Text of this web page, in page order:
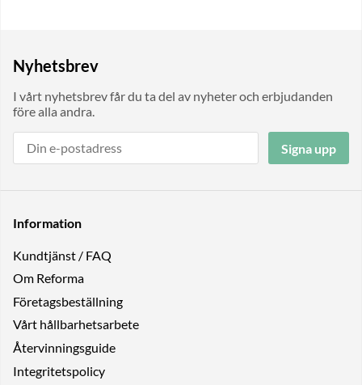
Nyhetsbrev
I vårt nyhetsbrev får du ta del av nyheter och erbjudanden
före alla andra.
Signa upp
Information
Kundtjänst / FAQ
Om Reforma
Företagsbeställning
Vårt hållbarhetsarbete
Återvinningsguide
Integritetspolicy